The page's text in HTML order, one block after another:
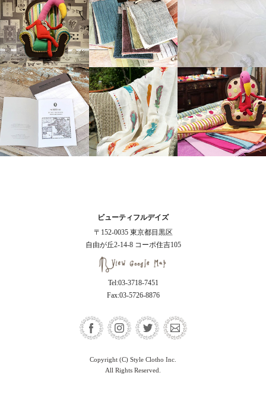
ビューティフルデイズ
〒152-0035 東京都目黒区
自由が丘2-14-8 コーポ住吉105
Tel:03-3718-7451
Fax:03-5726-8876
Copyright (C) Style Clotho Inc.
All Rights Reserved.